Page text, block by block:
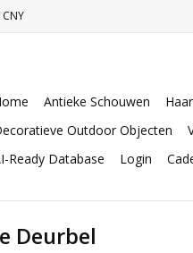
CNY
Antieke Schouwen
Outdoor Objecten
Ready Database
Login
Deurbel